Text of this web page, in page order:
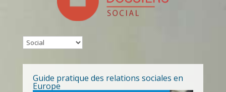
Guide pratique des relations sociales en
Europe